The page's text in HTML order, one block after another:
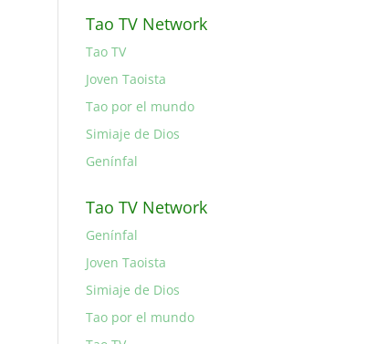
Tao TV Network
Tao TV
Joven Taoista
Tao por el mundo
Simiaje de Dios
Genínfal
Tao TV Network
Genínfal
Joven Taoista
Simiaje de Dios
Tao por el mundo